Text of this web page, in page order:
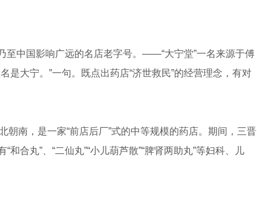
至中国影响广远的名店老字号。——“大宁堂”一名来源于傅
是大宁。”一句。既点出药店“济世救民”的经营理念，有对
南，是一家“前店后厂”式的中等规模的药店。期间，三晋
合丸”、“二仙丸”“小儿葫芦散”“脾肾两助丸”等妇科、儿